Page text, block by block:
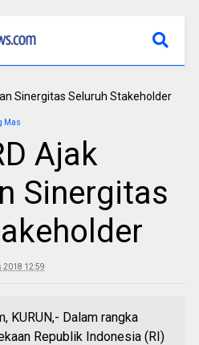
Mas
Ajak
Sinergitas
2018 12:59
KURUN,- Dalam rangka
Republik Indonesia (RI)